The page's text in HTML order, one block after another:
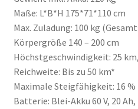
Maße: L*B*H 175*71*110 cm
Max. Zuladung: 100 kg
Körpergröße 140 – 200 cm
Höchstgeschwindigkeit: 25
Reichweite: Bis zu 50 km*
Maximale Steigfähigkeit: 16 %
Batterie: Blei-Akku 60 V, 20 Ah,